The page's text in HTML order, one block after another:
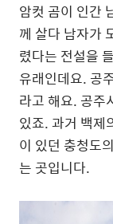
암컷 곰이 인간
께 살다 남자가
렸다는 전설을
유래인데요. 공
라고 해요. 공주
있죠. 과거 백제
이 있던 충청도
는 곳입니다.